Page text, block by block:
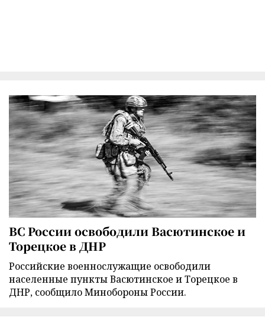
ВС России освободили Васютинское и
Торецкое в ДНР
Российские военнослужащие освободили
населенные пункты Васютинское и Торецкое в
ДНР, сообщило Минобороны России.